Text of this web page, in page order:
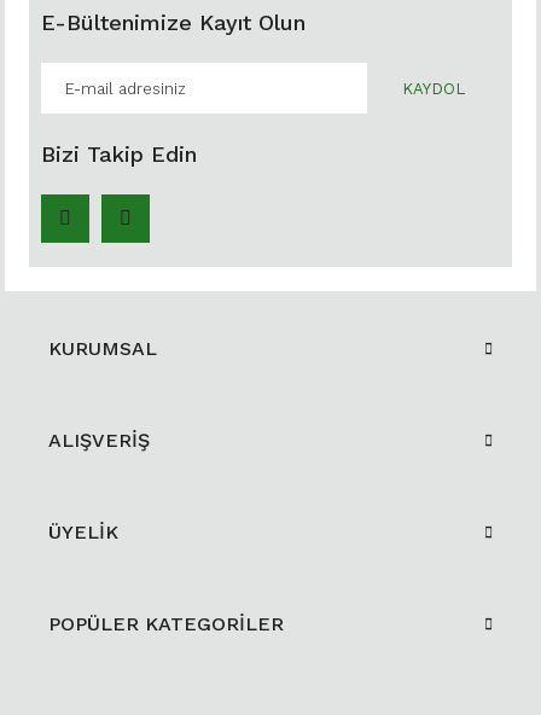
E-Bültenimize Kayıt Olun
KAYDOL
Bizi Takip Edin
KURUMSAL
ALIŞVERİŞ
ÜYELİK
POPÜLER KATEGORİLER